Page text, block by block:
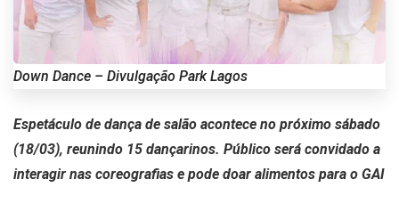
Down Dance – Divulgação Park Lagos
Espetáculo de dança de salão acontece no próximo sábado
(18/03), reunindo 15 dançarinos. Público será convidado a
interagir nas coreografias e pode doar alimentos para o GAI